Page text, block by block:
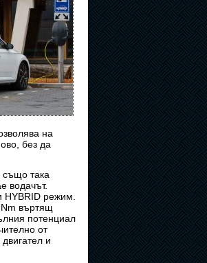
на
без да
също така
водачът.
HYBRID режим.
въртящ
потенциал
от
и